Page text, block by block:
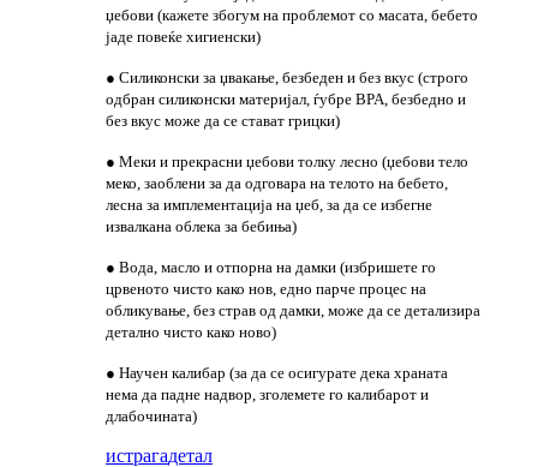
џебови (кажете збогум на проблемот со масата, бебето
јаде повеќе хигиенски)
● Силиконски за џвакање, безбеден и без вкус (строго
одбран силиконски материјал, ѓубре BPA, безбедно и
без вкус може да се стават грицки)
● Меки и прекрасни џебови толку лесно (џебови тело
меко, заоблени за да одговара на телото на бебето,
лесна за имплементација на џеб, за да се избегне
извалкана облека за бебиња)
● Вода, масло и отпорна на дамки (избришете го
црвеното чисто како нов, едно парче процес на
обликување, без страв од дамки, може да се детализира
детално чисто како ново)
● Научен калибар (за да се осигурате дека храната
нема да падне надвор, зголемете го калибарот и
длабочината)
истрагадетал